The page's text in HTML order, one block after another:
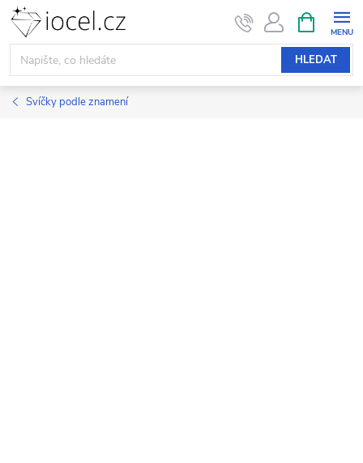
Přejít
obsah
HLEDAT
NÁKUPNÍ
KOŠÍK
Svíčky podle znamení